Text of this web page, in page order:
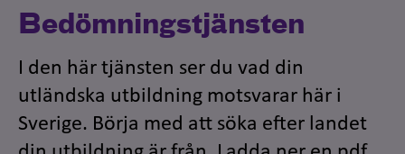
Bedömningstjänsten
I den här tjänsten ser du vad din
utländska utbildning motsvarar här i
Sverige. Börja med att söka efter landet